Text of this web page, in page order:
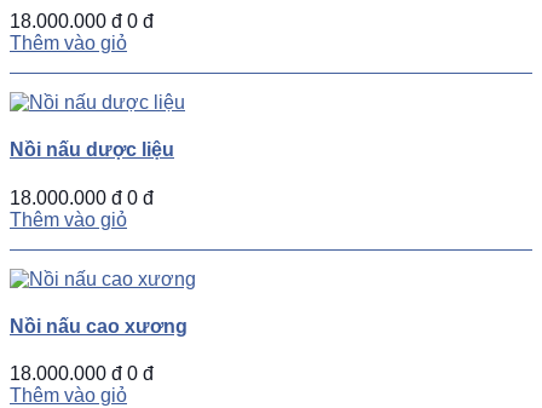
18.000.000 đ 0 đ
Thêm vào giỏ
Nồi nấu dược liệu
18.000.000 đ 0 đ
Thêm vào giỏ
Nồi nấu cao xương
18.000.000 đ 0 đ
Thêm vào giỏ